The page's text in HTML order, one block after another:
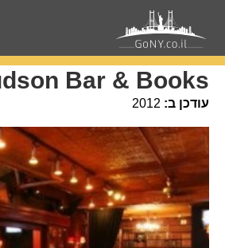
עמוד הבית מקומות בניו-יורק
Bar & Books
עודכן ב: 2012